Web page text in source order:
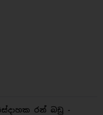
රන් බඩු -